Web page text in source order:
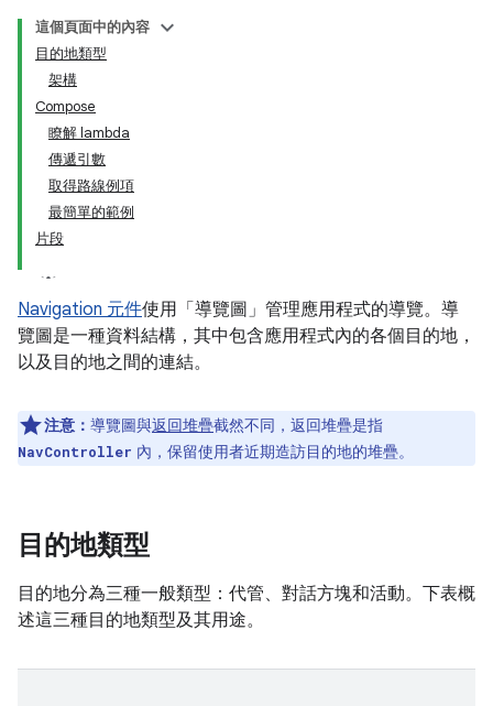
這個頁面中的內容
目的地類型
架構
Compose
瞭解 lambda
傳遞引數
取得路線例項
最簡單的範例
片段
Navigation 元件使用「導覽圖」 管理應用程式的導覽。導
覽圖是一種資料結構，其中包含應用程式內的各個目的地，
以及目的地之間的連結。
注意： 導覽圖與返回堆疊截然不同，返回堆疊是指
NavController 內，保留使用者近期造訪目的地的堆疊。
目的地類型
目的地分為三種一般類型：代管、對話方塊和活動。下表概
述這三種目的地類型及其用途。